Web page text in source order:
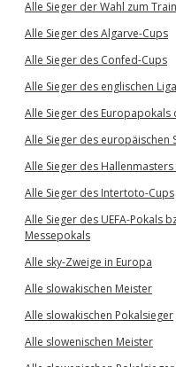
Alle Sieger der Wahl zum
Alle Sieger des Algarve-Cups
Alle Sieger des Confed-Cups
Alle Sieger des englischen
Alle Sieger des Europapokals
Alle Sieger des europäischen
Alle Sieger des Hallenmasters
Alle Sieger des Intertoto-Cups
Alle Sieger des UEFA-Pokals
Messepokals
Alle sky-Zweige in Europa
Alle slowakischen Meister
Alle slowakischen Pokalsieger
Alle slowenischen Meister